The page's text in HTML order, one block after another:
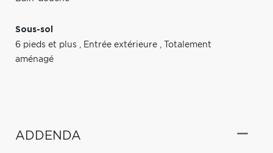
Sous-sol
6 pieds et plus , Entrée extérieure ,
Totalement
aménagé
ADDENDA